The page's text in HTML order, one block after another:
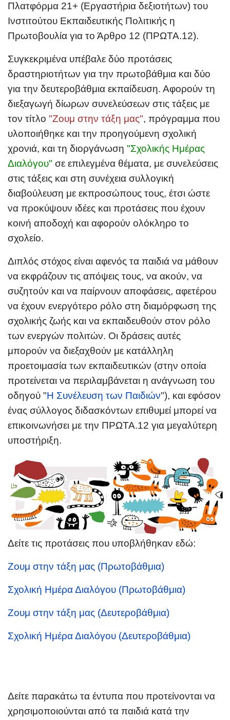
Πλατφόρμα 21+ (Εργαστήρια δεξιοτήτων) του
Ινστιτούτου Εκπαιδευτικής Πολιτικής η
Πρωτοβουλία για το Άρθρο 12 (ΠΡΩΤΑ.12).
Συγκεκριμένα υπέβαλε δύο προτάσεις
δραστηριοτήτων για την πρωτοβάθμια και δύο
για την δευτεροβάθμια εκπαίδευση. Αφορούν τη
διεξαγωγή δίωρων συνελεύσεων στις τάξεις με
τον τίτλο "Ζουμ στην τάξη μας", πρόγραμμα που
υλοποιήθηκε και την προηγούμενη σχολική
χρονιά, και τη διοργάνωση "Σχολικής Ημέρας
Διαλόγου" σε επιλεγμένα θέματα, με συνελεύσεις
στις τάξεις και στη συνέχεια συλλογική
διαβούλευση με εκπροσώπους τους, έτσι ώστε
να προκύψουν ιδέες και προτάσεις που έχουν
κοινή αποδοχή και αφορούν ολόκληρο το
σχολείο.
Διπλός στόχος είναι αφενός τα παιδιά να μάθουν
να εκφράζουν τις απόψεις τους, να ακούν, να
συζητούν και να παίρνουν αποφάσεις, αφετέρου
να έχουν ενεργότερο ρόλο στη διαμόρφωση της
σχολικής ζωής και να εκπαιδευθούν στον ρόλο
των ενεργών πολιτών. Οι δράσεις αυτές
μπορούν να διεξαχθούν με κατάλληλη
προετοιμασία των εκπαιδευτικών (στην οποία
προτείνεται να περιλαμβάνεται η ανάγνωση του
οδηγού "Η Συνέλευση των Παιδιών"), και εφόσον
ένας σύλλογος διδασκόντων επιθυμεί μπορεί να
επικοινωνήσει με την ΠΡΩΤΑ.12 για μεγαλύτερη
υποστήριξη.
Δείτε τις προτάσεις που υποβλήθηκαν εδώ:
Ζουμ στην τάξη μας (Πρωτοβάθμια)
Σχολική Ημέρα Διαλόγου (Πρωτοβάθμια)
Ζουμ στην τάξη μας (Δευτεροβάθμια)
Σχολική Ημέρα Διαλόγου (Δευτεροβάθμια)
Δείτε παρακάτω τα έντυπα που προτείνονται να
χρησιμοποιούνται από τα παιδιά κατά την